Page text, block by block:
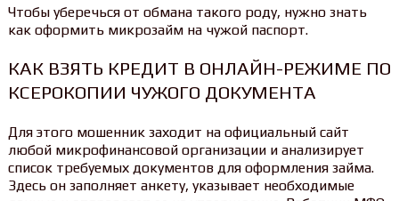
Чтобы уберечься от обмана такого роду, нужно знать
как оформить микрозайм на чужой паспорт.
КАК ВЗЯТЬ КРЕДИТ В ОНЛАЙН-РЕЖИМЕ ПО
КСЕРОКОПИИ ЧУЖОГО ДОКУМЕНТА
Для этого мошенник заходит на официальный сайт
любой микрофинансовой организации и анализирует
список требуемых документов для оформления займа.
Здесь он заполняет анкету, указывает необходимые